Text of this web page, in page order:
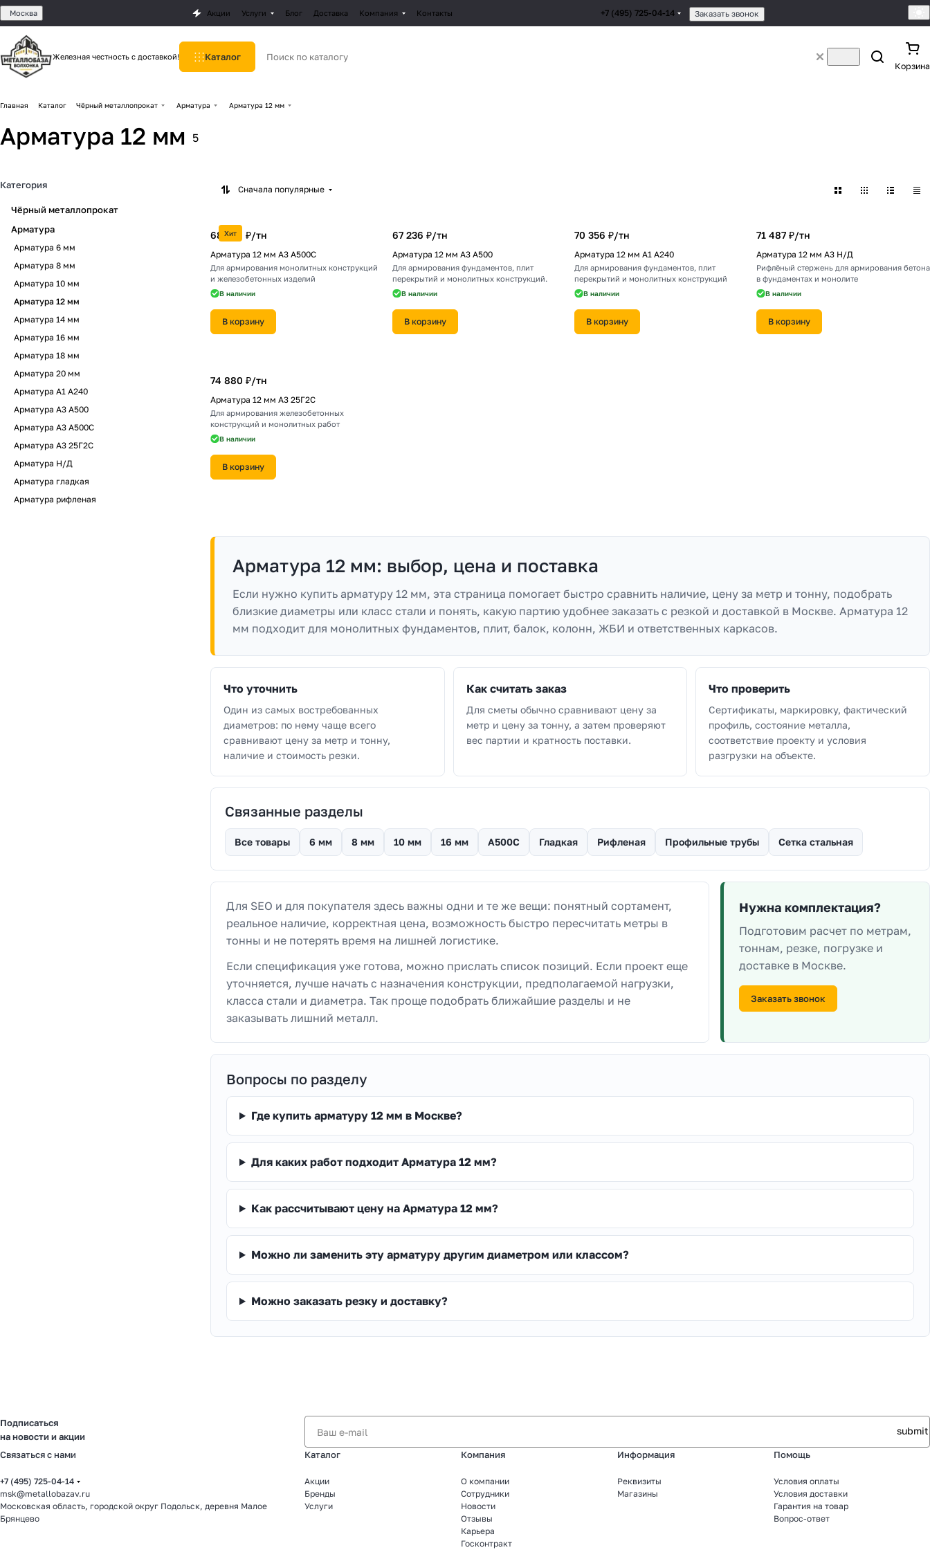
Москва Акции Услуги Блог Доставка Компания Контакты +7 (495) 725-04-14 Заказать звонок
Железная честность с доставкой! Каталог
Корзина
Главная Каталог Чёрный металлопрокат Арматура Арматура 12 мм
Арматура 12 мм 5
Сначала популярные
Хит
68 016 ₽/тн
Арматура 12 мм А3 А500С
Для армирования монолитных конструкций
и железобетонных изделий
В наличии
В корзину
67 236 ₽/тн
Арматура 12 мм А3 А500
Для армирования фундаментов, плит
перекрытий и монолитных конструкций.
В наличии
В корзину
70 356 ₽/тн
Арматура 12 мм А1 А240
Для армирования фундаментов, плит
перекрытий и монолитных конструкций
В наличии
В корзину
71 487 ₽/тн
Арматура 12 мм А3 Н/Д
Рифлёный стержень для армирования бетона
в фундаментах и монолите
В наличии
В корзину
74 880 ₽/тн
Арматура 12 мм А3 25Г2С
Для армирования железобетонных
конструкций и монолитных работ
В наличии
В корзину
Арматура 12 мм: выбор, цена и поставка
Если нужно купить арматуру 12 мм, эта страница помогает быстро сравнить наличие, цену за метр и тонну, подобрать
близкие диаметры или класс стали и понять, какую партию удобнее заказать с резкой и доставкой в Москве. Арматура 12
мм подходит для монолитных фундаментов, плит, балок, колонн, ЖБИ и ответственных каркасов.
Что уточнить
Один из самых востребованных
диаметров: по нему чаще всего
сравнивают цену за метр и тонну,
наличие и стоимость резки.
Как считать заказ
Для сметы обычно сравнивают цену за
метр и цену за тонну, а затем проверяют
вес партии и кратность поставки.
Что проверить
Сертификаты, маркировку, фактический
профиль, состояние металла,
соответствие проекту и условия
разгрузки на объекте.
Связанные разделы
Все товары 6 мм 8 мм 10 мм 16 мм А500С Гладкая Рифленая Профильные трубы Сетка стальная
Для SEO и для покупателя здесь важны одни и те же вещи: понятный сортамент,
реальное наличие, корректная цена, возможность быстро пересчитать метры в
тонны и не потерять время на лишней логистике.
Если спецификация уже готова, можно прислать список позиций. Если проект еще
уточняется, лучше начать с назначения конструкции, предполагаемой нагрузки,
класса стали и диаметра. Так проще подобрать ближайшие разделы и не
заказывать лишний металл.
Нужна комплектация?
Подготовим расчет по метрам,
тоннам, резке, погрузке и
доставке в Москве.
Заказать звонок
Вопросы по разделу
Где купить арматуру 12 мм в Москве?
Для каких работ подходит Арматура 12 мм?
Как рассчитывают цену на Арматура 12 мм?
Можно ли заменить эту арматуру другим диаметром или классом?
Можно заказать резку и доставку?
Категория
Чёрный металлопрокат
Арматура
Арматура 6 мм
Арматура 8 мм
Арматура 10 мм
Арматура 12 мм
Арматура 14 мм
Арматура 16 мм
Арматура 18 мм
Арматура 20 мм
Арматура А1 А240
Арматура А3 А500
Арматура А3 А500С
Арматура А3 25Г2С
Арматура Н/Д
Арматура гладкая
Арматура рифленая
Подписаться
на новости и акции
Связаться с нами
+7 (495) 725-04-14
msk@metallobazav.ru
Московская область, городской округ Подольск, деревня Малое
Брянцево
Каталог
Акции
Бренды
Услуги
Компания
О компании
Сотрудники
Новости
Отзывы
Карьера
Госконтракт
Информация
Реквизиты
Магазины
Помощь
Условия оплаты
Условия доставки
Гарантия на товар
Вопрос-ответ